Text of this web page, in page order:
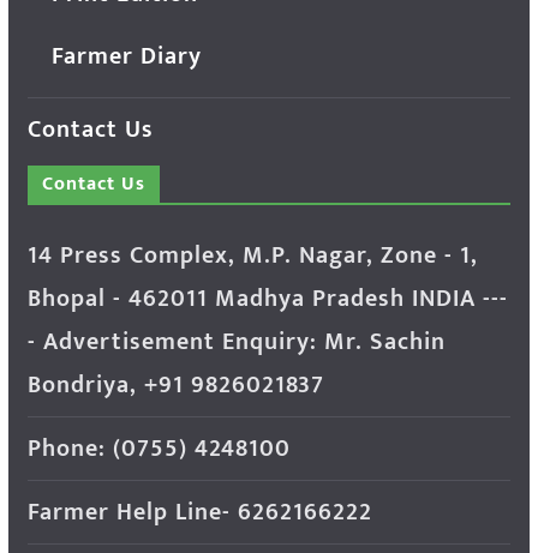
Farmer Diary
Contact Us
Contact Us
14 Press Complex, M.P. Nagar, Zone - 1,
Bhopal - 462011 Madhya Pradesh INDIA ---
- Advertisement Enquiry: Mr. Sachin
Bondriya, +91 9826021837
Phone: (0755) 4248100
Farmer Help Line- 6262166222